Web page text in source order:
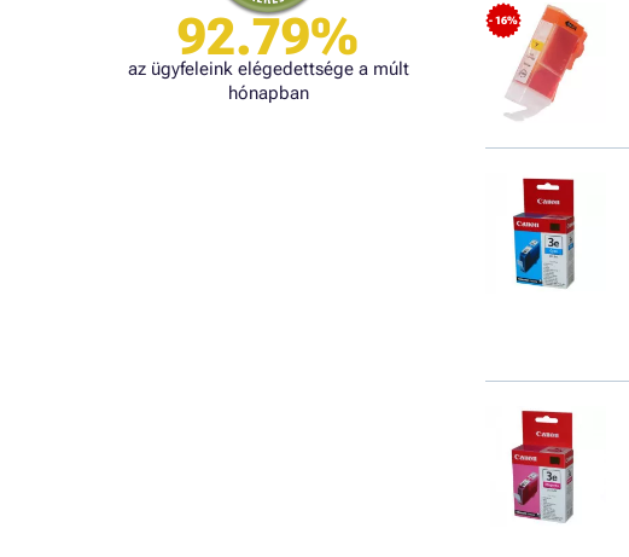
92.79%
az ügyfeleink elégedettsége a múlt
hónapban
- 16%